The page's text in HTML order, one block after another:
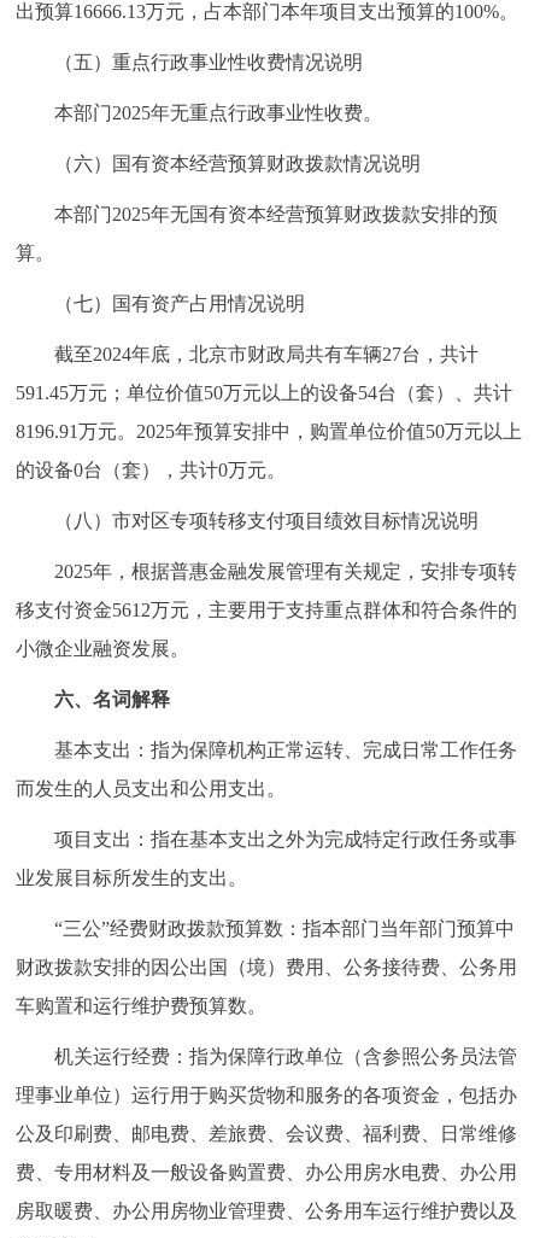
出预算16666.13万元，占本部门本年项目支出预算的100%。
（五）重点行政事业性收费情况说明
本部门2025年无重点行政事业性收费。
（六）国有资本经营预算财政拨款情况说明
本部门2025年无国有资本经营预算财政拨款安排的预
算。
（七）国有资产占用情况说明
截至2024年底，北京市财政局共有车辆27台，共计
591.45万元；单位价值50万元以上的设备54台（套）、共计
8196.91万元。2025年预算安排中，购置单位价值50万元以上
的设备0台（套），共计0万元。
（八）市对区专项转移支付项目绩效目标情况说明
2025年，根据普惠金融发展管理有关规定，安排专项转
移支付资金5612万元，主要用于支持重点群体和符合条件的
小微企业融资发展。
六、名词解释
基本支出：指为保障机构正常运转、完成日常工作任务
而发生的人员支出和公用支出。
项目支出：指在基本支出之外为完成特定行政任务或事
业发展目标所发生的支出。
“三公”经费财政拨款预算数：指本部门当年部门预算中
财政拨款安排的因公出国（境）费用、公务接待费、公务用
车购置和运行维护费预算数。
机关运行经费：指为保障行政单位（含参照公务员法管
理事业单位）运行用于购买货物和服务的各项资金，包括办
公及印刷费、邮电费、差旅费、会议费、福利费、日常维修
费、专用材料及一般设备购置费、办公用房水电费、办公用
房取暖费、办公用房物业管理费、公务用车运行维护费以及